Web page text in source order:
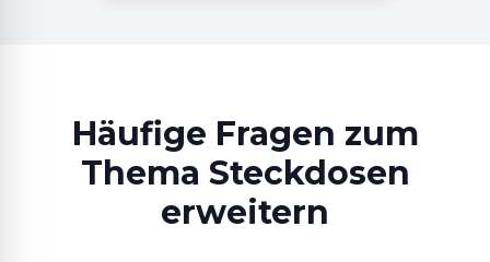
Häufige Fragen zum
Thema Steckdosen
erweitern